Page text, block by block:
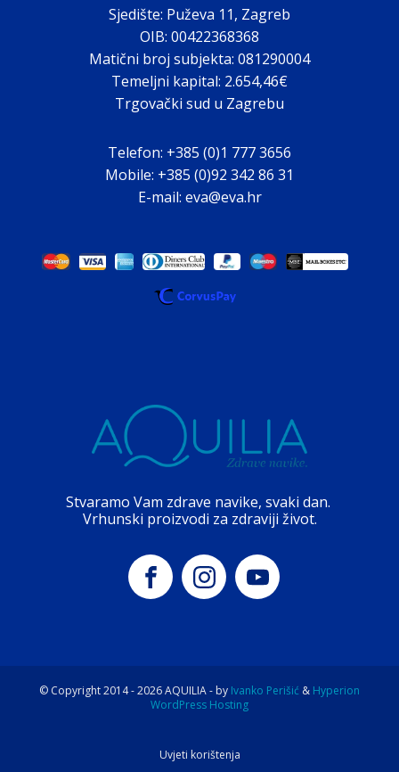
Sjedište: Puževa 11, Zagreb
OIB: 00422368368
Matični broj subjekta: 081290004
Temeljni kapital: 2.654,46€
Trgovački sud u Zagrebu
Telefon: +385 (0)1 777 3656
Mobile: +385 (0)92 342 86 31
E-mail: eva@eva.hr
Stvaramo Vam zdrave navike, svaki dan.
Vrhunski proizvodi za zdraviji život.
© Copyright 2014 -2026AQUILIA - by Ivanko Perišić & Hyperion
WordPress Hosting
Uvjeti korištenja